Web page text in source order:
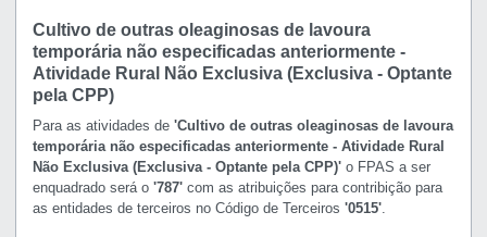
Cultivo de outras oleaginosas de lavoura
temporária não especificadas anteriormente -
Atividade Rural Não Exclusiva (Exclusiva - Optante
pela CPP)
Para as atividades de 'Cultivo de outras oleaginosas de lavoura
temporária não especificadas anteriormente - Atividade Rural
Não Exclusiva (Exclusiva - Optante pela CPP)'o FPAS a ser
enquadrado será o '787'com as atribuições para contribição para
as entidades de terceiros no Código de Terceiros '0515'.